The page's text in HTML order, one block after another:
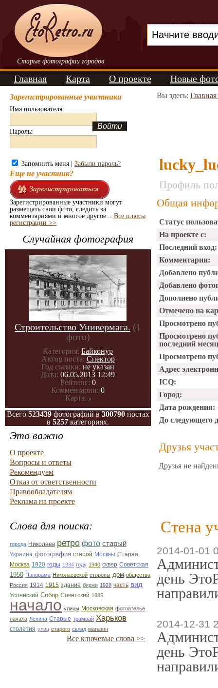
Старые фотографии городов
Главная Карта О проекте Новые
Зарегистрированные участники
Имя пользователя:
Пароль:
Запомнить меня | Забыли пароль?
Еще не участник?
Зарегистрированные участники могут
размещать свои фото, следить за
комментариями и многое другое... Все плюсы
регистрации >>
Случайная фотография
Строительство Универмага. (1
фото)
Категория: Байконур
Автор поста: Спектор
Год съемки: не указан
Дата: 06.05.2013 12:49
Рейтинг: 0
Комментарии: 0
Карта: -
Всего 523439фотографий в 300790постах
в 5257 категориях.
Это важно
О проекте
Вопросы и ответы
Рекомендуем
Отказ от ответственности
Правообладателям
Реклама на проекте
Слова для поиска:
города Николаев ретро фото старый
Украина фотография старой Москвы Старая
Москва 1920 годы 1934 году 1940 сквер Советская
1950 Панорама Николаевской стороны дом общества
Россия 1914 1915 здание биржи 1928 часть вид
Успенский Собор Советский 1885
начало улицы Московская фотоателье
начала Ленина Старые трамвай Харьков
столетия улиц старого склад магазин
Все ключевые слова >>
Вы здесь:
Профиль
Общая
Статус
На проекте с:
Последний вход:
Комментарии:
Добавлено
Добавлено
Дополнено
Отмечено на
Просмотрено
Просмотрено
последний
Просмотрено
Адрес
ICQ:
Город:
Дата рождения:
До следующего
Друзья
Друзья не
Стена
2014-01-01
день
2014-12-31
день